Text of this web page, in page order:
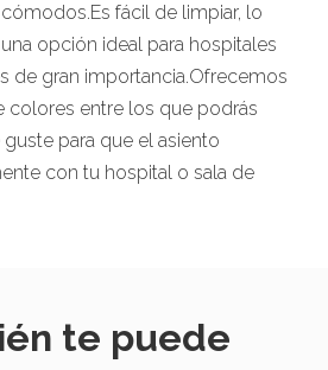
fácil de limpiar, lo
opción ideal para hospitales
de gran importancia.Ofrecemos
colores entre los que podrás
para que el asiento
con tu hospital o sala de
te puede